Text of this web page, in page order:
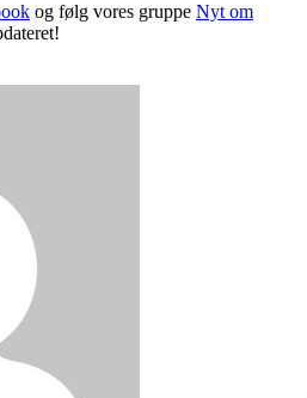
og følg vores gruppe Nyt om